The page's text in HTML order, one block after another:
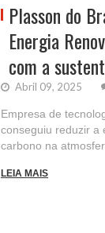
Plasson do
Energia
com a
Abril 09, 2025
Empresa de
conseguiu reduzir a
carbono na
LEIA MAIS